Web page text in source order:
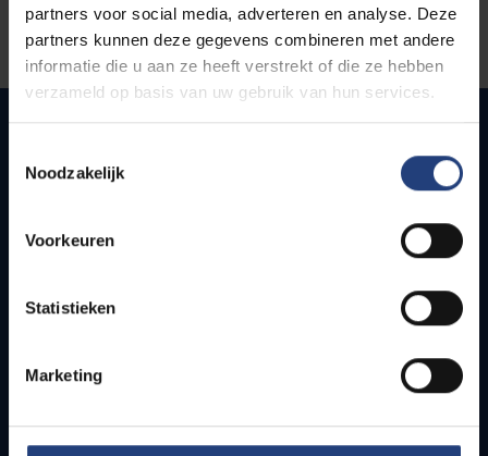
partners voor social media, adverteren en analyse. Deze
partners kunnen deze gegevens combineren met andere
informatie die u aan ze heeft verstrekt of die ze hebben
verzameld op basis van uw gebruik van hun services.
Noodzakelijk
Voorkeuren
Statistieken
Marketing
Snel naar
Bereikbaarheid